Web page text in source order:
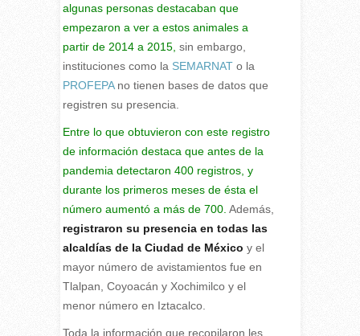
algunas personas destacaban que
empezaron a ver a estos animales a
partir de 2014 a 2015, sin embargo,
instituciones como la SEMARNATo la
PROFEPAno tienen bases de datos que
registren su presencia.
Entre lo que obtuvieron con este registro
de información destaca que antes de la
pandemia detectaron 400 registros, y
durante los primeros meses de ésta el
número aumentó a más de 700. Además,
registraron su presencia en todas las
alcaldías de la Ciudad de México y el
mayor número de avistamientos fue en
Tlalpan, Coyoacán y Xochimilco y el
menor número en Iztacalco.
Toda la información que recopilaron les